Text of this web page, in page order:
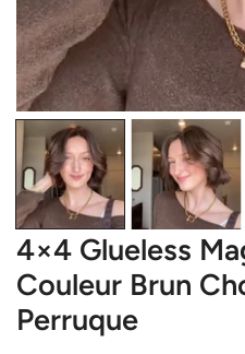
OUVRIR LE MÉDIA
4×4 Glueless
Couleur Brun
Perruque